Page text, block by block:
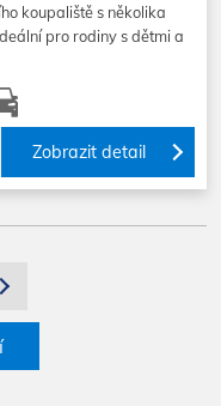
koupaliště s několika
pro rodiny s dětmi a
Zobrazit detail